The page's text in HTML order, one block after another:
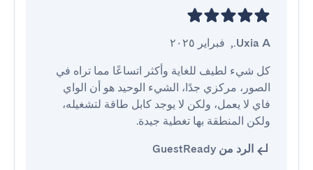
Uxia A.
, فبراير ٢٠٢٥
ولكن المنطقة بها تغطية جيدة.
الرد من GuestReady